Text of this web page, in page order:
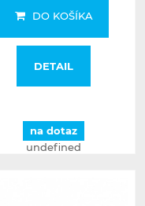
DO KOŠÍKA
DETAIL
na dotaz
undefined